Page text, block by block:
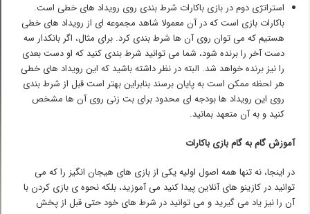
استراتژی دوم در بازی باکارات شرط بندی روی رویداد های خطی است.
باکارات بازی است که در آن معمولا شاهد مجموعه ای از رویداد های خطی
هستیم که می توان روی آن ها شرط بندی کرد. برای مثال، اگر بانکدار سه
دست آخر را برنده شود، شما می توانید شرط بندی کنید که او دست بعدی
را نیز برنده خواهد شد. البته در نظر داشته باشید که این رویداد های خطی
هر لحظه ممکن است به پایان برسند بنابراین بهتر است قبل از شرط بندی
روی این رویداد ها بودجه ای محدود برای بت زنی روی آن ها مشخص
کنید و به آن متعهد بمانید.
آموزش گام به گام بازی باکارات
در اینجا، نه تنها همه اصول اولیه یکی از بازی های هیجان انگیز را که می
توانید در کازینو های آنلاین پیدا کنید می آموزید، بلکه نحوه ی بازی کردن با
آن را نیز یاد می گیرید و می توانید در شرط های خود حتی قبل از پخش